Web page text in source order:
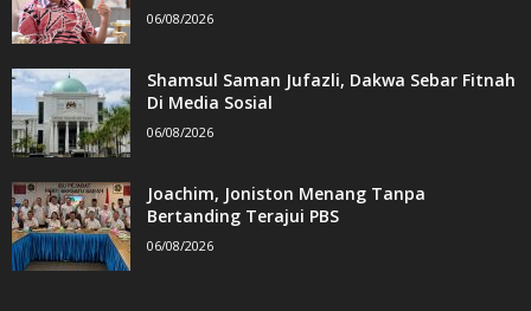
06/08/2026
Shamsul Saman Jufazli, Dakwa Sebar Fitnah
Di Media Sosial
06/08/2026
Joachim, Joniston Menang Tanpa
Bertanding Terajui PBS
06/08/2026